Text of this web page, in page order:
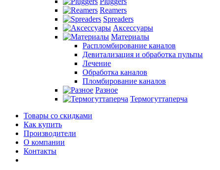
Reamers
Spreaders
Аксессуары
Материалы
Распломбирование каналов
Девитализация и обработка пульпы
Лечение
Обработка каналов
Пломбирование каналов
Разное
Термогуттаперча
Товары со скидками
Как купить
Производители
О компании
Контакты